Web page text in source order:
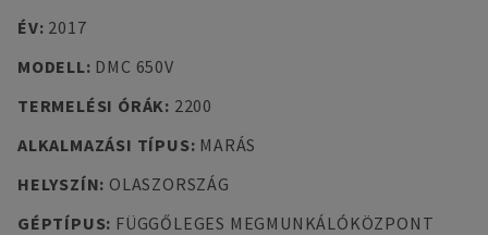
ÉV: 2017
MODELL: DMC 650V
TERMELÉSI ÓRÁK: 2200
ALKALMAZÁSI TÍPUS: MARÁS
HELYSZÍN: OLASZORSZÁG
GÉPTÍPUS: FÜGGŐLEGES MEGMUNKÁLÓKÖZPONT